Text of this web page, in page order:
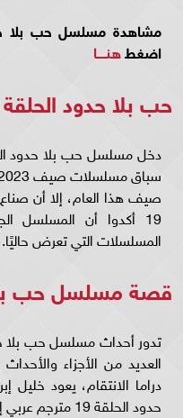
اضغطهنـــــا
حب بلا حدود الحلقة 19
صيف هذا العام، إلا أن
19 أكدوا أن
المسلسلات التي تعرض حاليًا.
قصة مسلسل حب بلا
العديد من الأجزاء
دراما الانتقام، يعود
حدود الحلقة 19 مترجم عربي إلى بلدته.